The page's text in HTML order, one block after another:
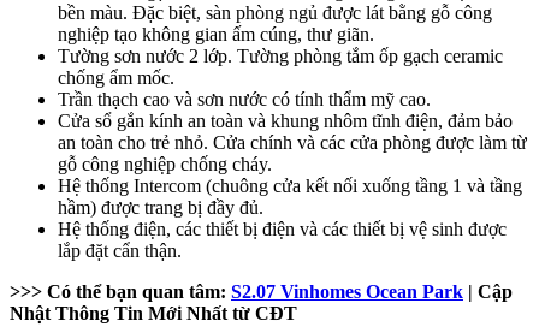
bền màu. Đặc biệt, sàn phòng ngủ được lát bằng gỗ công
nghiệp tạo không gian ấm cúng, thư giãn.
Tường sơn nước 2 lớp. Tường phòng tắm ốp gạch ceramic
chống ẩm mốc.
Trần thạch cao và sơn nước có tính thẩm mỹ cao.
Cửa sổ gắn kính an toàn và khung nhôm tĩnh điện, đảm bảo
an toàn cho trẻ nhỏ. Cửa chính và các cửa phòng được làm từ
gỗ công nghiệp chống cháy.
Hệ thống Intercom (chuông cửa kết nối xuống tầng 1 và tầng
hầm) được trang bị đầy đủ.
Hệ thống điện, các thiết bị điện và các thiết bị vệ sinh được
lắp đặt cẩn thận.
>>> Có thể bạn quan tâm: S2.07 Vinhomes Ocean Park | Cập
Nhật Thông Tin Mới Nhất từ CĐT